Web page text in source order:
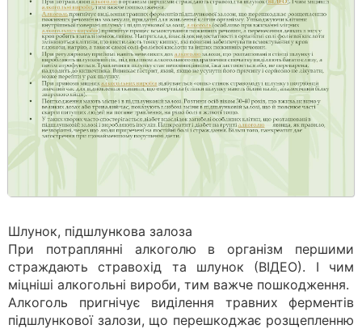
Шлунок, підшлункова залоза
При потраплянні алкоголю в організм першими
страждають стравохід та шлунок (ВІДЕО). І чим
міцніші алкогольні вироби, тим важче пошкодження.
Алкоголь пригнічує виділення травних ферментів
підшлункової залози, що перешкоджає розщепленню